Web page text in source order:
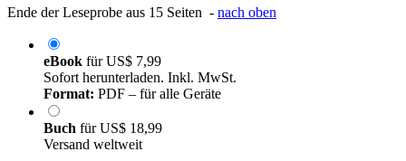
Ende der Leseprobe aus 15 Seiten - nach oben
eBook fürUS$ 7,99
Sofort herunterladen. Inkl. MwSt.
Format: PDF – für alle Geräte
Buch fürUS$ 18,99
Versand weltweit